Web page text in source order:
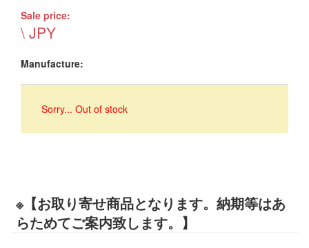
Sale price:
\ JPY
Manufacture:
Sorry... Out of stock
※【お取り寄せ商品となります。納期等はあ
らためてご案内致します。】